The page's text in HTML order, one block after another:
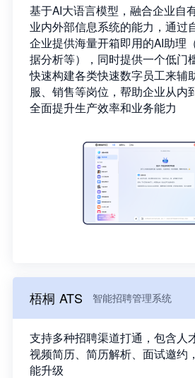
基于AI大语言模型，融合企业自
业内外部信息系统的能力，通过
企业提供海量开箱即用的AI助理
据分析等），同时提供一个低门
快速构建各类快速数字员工来辅
服、销售等岗位，帮助企业从内
全面提升生产效率和业务能力
梧桐 ATS 智能招聘管理系统
支持多种招聘渠道打通，包含人
视频简历、简历解析、面试邀约
能升级